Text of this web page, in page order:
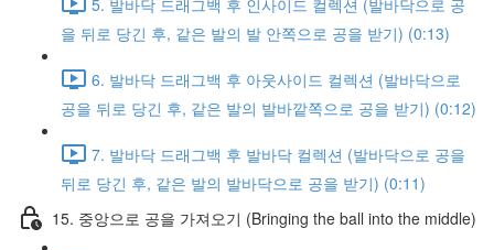
을 뒤로 당긴 후, 같은 발의 발 안쪽으로 공을 받기) (0:13)
6. 발바닥 드래그백 후 아웃사이드 컬렉션 (발바닥으로
공을 뒤로 당긴 후, 같은 발의 발바깥쪽으로 공을 받기) (0:12)
7. 발바닥 드래그백 후 발바닥 컬렉션 (발바닥으로 공을
뒤로 당긴 후, 같은 발의 발바닥으로 공을 받기) (0:11)
15. 중앙으로 공을 가져오기 (Bringing the ball into the middle)